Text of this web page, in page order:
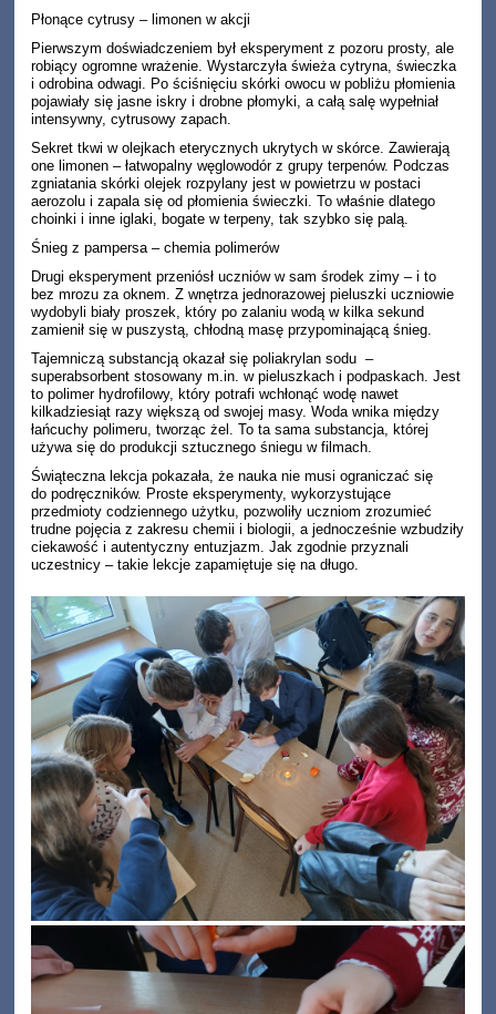
Płonące cytrusy – limonen w akcji
Pierwszym doświadczeniem był eksperyment z pozoru prosty, ale
robiący ogromne wrażenie. Wystarczyła świeża cytryna, świeczka
i odrobina odwagi. Po ściśnięciu skórki owocu w pobliżu płomienia
pojawiały się jasne iskry i drobne płomyki, a całą salę wypełniał
intensywny, cytrusowy zapach.
Sekret tkwi w olejkach eterycznych ukrytych w skórce. Zawierają
one limonen – łatwopalny węglowodór z grupy terpenów. Podczas
zgniatania skórki olejek rozpylany jest w powietrzu w postaci
aerozolu i zapala się od płomienia świeczki. To właśnie dlatego
choinki i inne iglaki, bogate w terpeny, tak szybko się palą.
Śnieg z pampersa – chemia polimerów
Drugi eksperyment przeniósł uczniów w sam środek zimy – i to
bez mrozu za oknem. Z wnętrza jednorazowej pieluszki uczniowie
wydobyli biały proszek, który po zalaniu wodą w kilka sekund
zamienił się w puszystą, chłodną masę przypominającą śnieg.
Tajemniczą substancją okazał się poliakrylan sodu –
superabsorbent stosowany m.in. w pieluszkach i podpaskach. Jest
to polimer hydrofilowy, który potrafi wchłonąć wodę nawet
kilkadziesiąt razy większą od swojej masy. Woda wnika między
łańcuchy polimeru, tworząc żel. To ta sama substancja, której
używa się do produkcji sztucznego śniegu w filmach.
Świąteczna lekcja pokazała, że nauka nie musi ograniczać się
do podręczników. Proste eksperymenty, wykorzystujące
przedmioty codziennego użytku, pozwoliły uczniom zrozumieć
trudne pojęcia z zakresu chemii i biologii, a jednocześnie wzbudziły
ciekawość i autentyczny entuzjazm. Jak zgodnie przyznali
uczestnicy – takie lekcje zapamiętuje się na długo.